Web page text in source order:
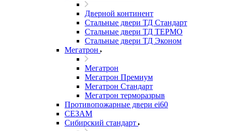
Дверной континент
Стальные двери ТД Стандарт
Стальные двери ТД ТЕРМО
Стальные двери ТД Эконом
Мегатрон
Мегатрон
Мегатрон Премиум
Мегатрон Стандарт
Мегатрон терморазрыв
Противопожарные двери ei60
СЕЗАМ
Сибирский стандарт